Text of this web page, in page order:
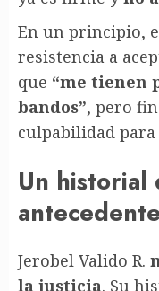
En un principio,
resistencia a
que “me tienen
bandos”, pero
culpabilidad
Un historial
Jerobel Valido R.
la justicia. Su